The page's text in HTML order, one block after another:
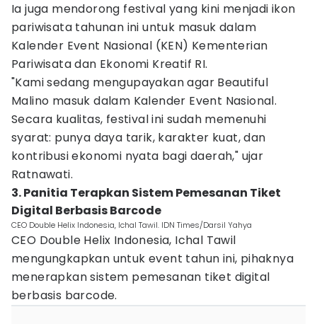
Ia juga mendorong festival yang kini menjadi ikon
pariwisata tahunan ini untuk masuk dalam
Kalender Event Nasional (KEN) Kementerian
Pariwisata dan Ekonomi Kreatif RI.
"Kami sedang mengupayakan agar Beautiful
Malino masuk dalam Kalender Event Nasional.
Secara kualitas, festival ini sudah memenuhi
syarat: punya daya tarik, karakter kuat, dan
kontribusi ekonomi nyata bagi daerah," ujar
Ratnawati.
3. Panitia Terapkan Sistem Pemesanan Tiket
Digital Berbasis Barcode
CEO Double Helix Indonesia, Ichal Tawil. IDN Times/Darsil Yahya
CEO Double Helix Indonesia, Ichal Tawil
mengungkapkan untuk event tahun ini, pihaknya
menerapkan sistem pemesanan tiket digital
berbasis barcode.